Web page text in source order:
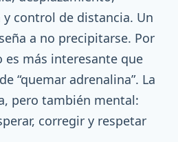
control de distancia. Un
a no precipitarse. Por
es más interesante que
“quemar adrenalina”. La
pero también mental:
corregir y respetar